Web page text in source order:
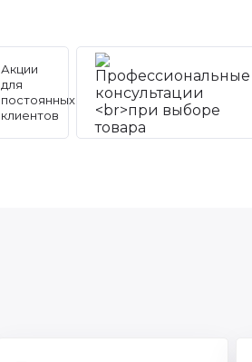
Акции
для
постоянных
клиентов